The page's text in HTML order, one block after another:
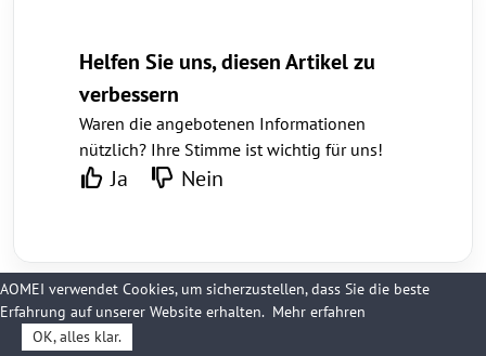
Helfen Sie uns, diesen Artikel zu
verbessern
Waren die angebotenen Informationen
nützlich? Ihre Stimme ist wichtig für uns!
Ja Nein
AOMEI verwendet Cookies, um sicherzustellen, dass Sie die beste
Erfahrung auf unserer Website erhalten. Mehr erfahren
OK, alles klar.